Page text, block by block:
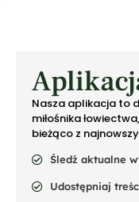
Nasza aplikacja to
miłośnika
bieżąco z
Śledź aktualne
Udostępniaj